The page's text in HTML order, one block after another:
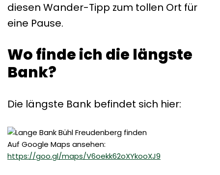
diesen Wander-Tipp zum tollen Ort für
eine Pause.
Wo finde ich die längste
Bank?
Die längste Bank befindet sich hier:
Auf Google Maps ansehen:
https://goo.gl/maps/V6oekk62oXYkooXJ9